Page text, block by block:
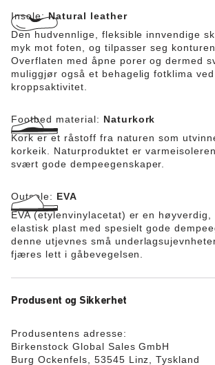
Insole:Natural leather
Den hudvennlige, fleksible innvendige
myk mot foten, og tilpasser seg
Overflaten med åpne porer og dermed
muliggjør også et behagelig fotklima
kroppsaktivitet.
Footbed material: Naturkork
Kork er et råstoff fra naturen som
korkeik. Naturproduktet er
svært gode dempeegenskaper.
Outsole: EVA
EVA (etylenvinylacetat) er en høyverdig,
elastisk plast med spesielt gode
denne utjevnes små
fjæres lett i gåbevegelsen.
Produsent og Sikkerhet
Produsentens adresse:
Birkenstock Global Sales GmbH
Burg Ockenfels, 53545 Linz, Tyskland